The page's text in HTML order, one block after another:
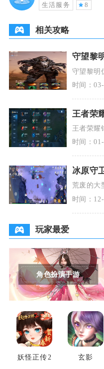
生活服务 8
相关攻略
守望黎
守望黎明
英雄与前
就能高效
时间：
王者荣
王者荣耀
斧、无尽
命，铭文
时间：
冰原守
斧头
荒废的大
度铁矿脉
效率极低
时间：
玩家最爱
角色扮演手游
妖怪正传2 玄影